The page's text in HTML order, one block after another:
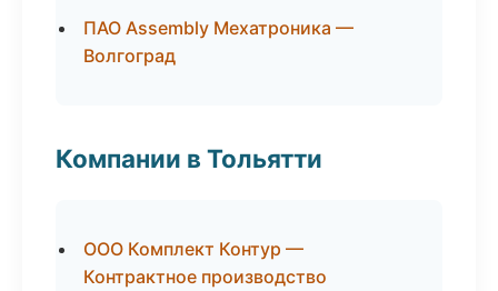
ПАО Assembly Мехатроника —
Волгоград
Компании в Тольятти
ООО Комплект Контур —
Контрактное производство